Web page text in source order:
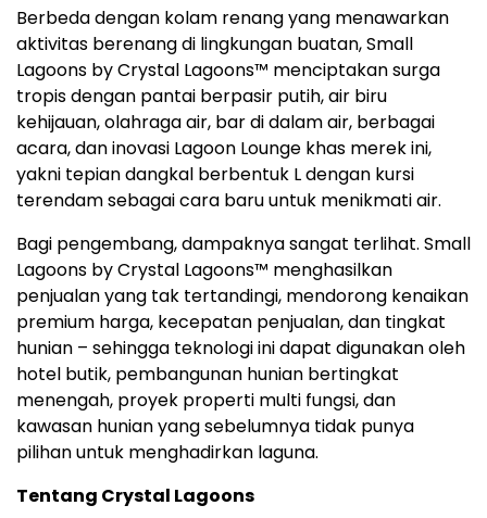
Berbeda dengan kolam renang yang menawarkan
aktivitas berenang di lingkungan buatan, Small
Lagoons by Crystal Lagoons™ menciptakan surga
tropis dengan pantai berpasir putih, air biru
kehijauan, olahraga air, bar di dalam air, berbagai
acara, dan inovasi Lagoon Lounge khas merek ini,
yakni tepian dangkal berbentuk L dengan kursi
terendam sebagai cara baru untuk menikmati air.
Bagi pengembang, dampaknya sangat terlihat. Small
Lagoons by Crystal Lagoons™ menghasilkan
penjualan yang tak tertandingi, mendorong kenaikan
premium harga, kecepatan penjualan, dan tingkat
hunian – sehingga teknologi ini dapat digunakan oleh
hotel butik, pembangunan hunian bertingkat
menengah, proyek properti multi fungsi, dan
kawasan hunian yang sebelumnya tidak punya
pilihan untuk menghadirkan laguna.
Tentang Crystal Lagoons